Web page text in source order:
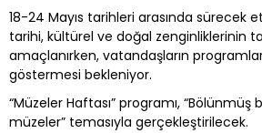
18-24 Mayıs tarihleri arasında sürecek
tarihi, kültürel ve doğal zenginliklerinin
amaçlanırken, vatandaşların
göstermesi bekleniyor.
“Müzeler Haftası” programı, “Bölünmüş
müzeler” temasıyla gerçekleştirilecek.